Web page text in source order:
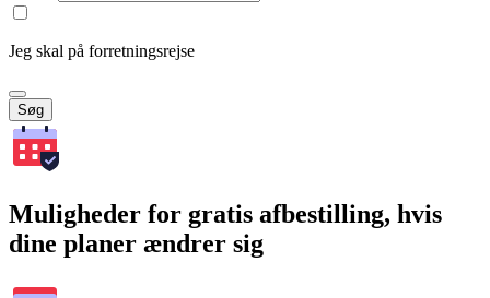
Jeg skal på forretningsrejse
Søg
Muligheder for gratis afbestilling, hvis
dine planer ændrer sig